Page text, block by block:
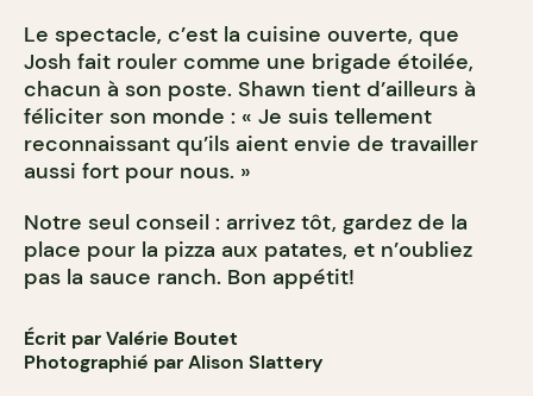
Le spectacle, c’est la cuisine ouverte, que
Josh fait rouler comme une brigade étoilée,
chacun à son poste. Shawn tient d’ailleurs à
féliciter son monde : « Je suis tellement
reconnaissant qu’ils aient envie de travailler
aussi fort pour nous. »
Notre seul conseil : arrivez tôt, gardez de la
place pour la pizza aux patates, et n’oubliez
pas la sauce ranch. Bon appétit!
Écrit par Valérie Boutet
Photographié par Alison Slattery